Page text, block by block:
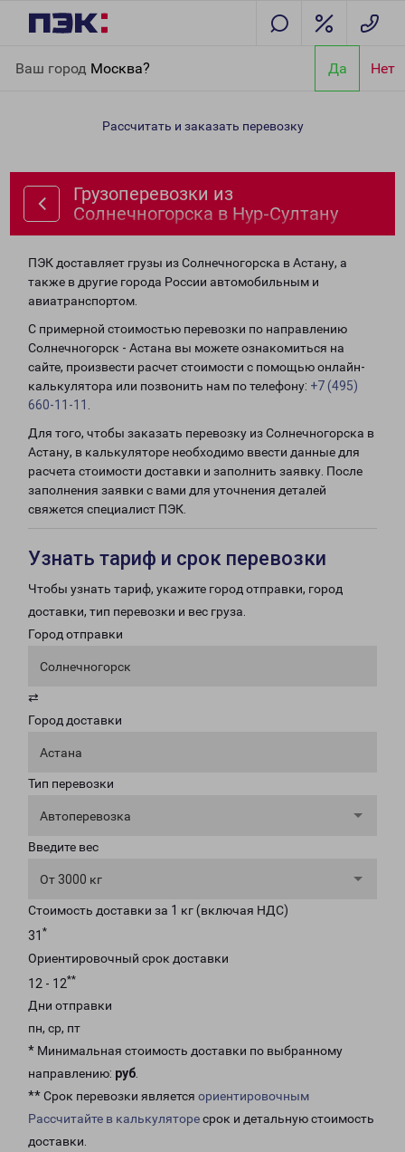
Ваш город Москва? Да Нет
Нур-Султану
Рассчитать и заказать перевозку
Грузоперевозки из
Солнечногорска в Нур-Султану
ПЭК доставляет грузы из Солнечногорска в Астану, а
также в другие города России автомобильным и
авиатранспортом.
С примерной стоимостью перевозки по направлению
Солнечногорск - Астана вы можете ознакомиться на
сайте, произвести расчет стоимости с помощью онлайн-
калькулятора или позвонить нам по телефону: +7 (495)
660-11-11
Для того, чтобы заказать перевозку из Солнечногорска в
Астану, в калькуляторе необходимо ввести данные для
расчета стоимости доставки и заполнить заявку. После
заполнения заявки с вами для уточнения деталей
свяжется специалист ПЭК.
Узнать тариф и срок перевозки
Чтобы узнать тариф, укажите город отправки, город
доставки, тип перевозки и вес груза.
Город отправки
Солнечногорск
⇄
Город доставки
Астана
Тип перевозки
Автоперевозка
Введите вес
От 3000 кг
Стоимость доставки за 1 кг (включая НДС)
31 *
Ориентировочный срок доставки
12 - 12**
Дни отправки
пн, ср, пт
* Минимальная стоимость доставки по выбранному
направлению: руб.
** Срок перевозки является ориентировочным
Рассчитайте в калькуляторесрок и детальную стоимость
доставки.